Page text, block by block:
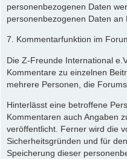
personenbezogenen Daten
personenbezogenen Daten an
7. Kommentarfunktion im
Die Z-Freunde International
Kommentare zu einzelnen
mehrere Personen, die
Hinterlässt eine betroffene
Kommentaren auch Angaben
veröffentlicht. Ferner wird die
Sicherheitsgründen und für
Speicherung dieser